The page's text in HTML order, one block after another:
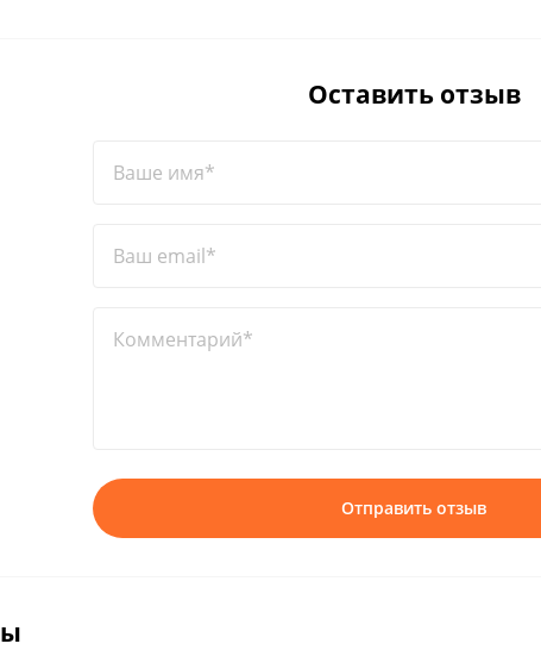
Оставить отзыв
Ваше имя*
Ваш email*
Комментарий*
Отправить отзыв